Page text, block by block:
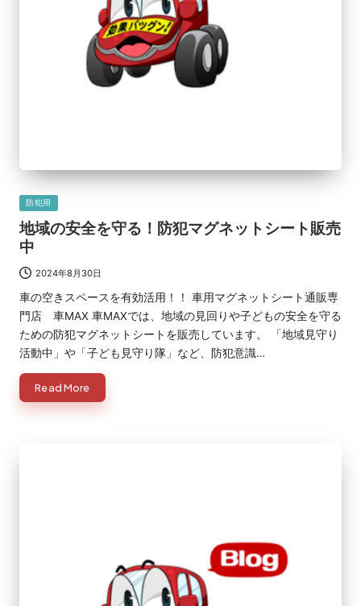
Posted
in
防犯用
地域の安全を守る！防犯マグネットシート販売
中
2024年8月30日
車の空きスペースを有効活用！！ 車用マグネットシート通販専
門店 車MAX 車MAXでは、地域の見回りや子どもの安全を守る
ための防犯マグネットシートを販売しています。 「地域見守り
活動中」や「子ども見守り隊」など、防犯意識…
Read More